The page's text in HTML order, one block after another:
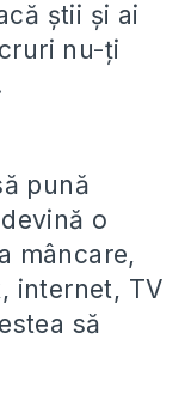
știi și ai
nu-ți
pună
o
mâncare,
internet, TV
să